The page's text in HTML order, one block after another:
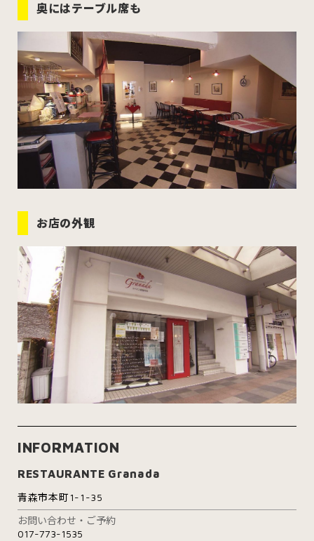
奥にはテーブル席も
お店の外観
INFORMATION
RESTAURANTE Granada
青森市本町1-1-35
お問い合わせ・ご予約
017-773-1535